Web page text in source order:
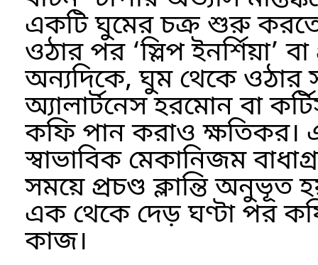
একটি ঘুমের চক্র শুরু করতে
ওঠার পর ‘স্লিপ ইনর্শিয়া’
অন্যদিকে, ঘুম থেকে ওঠার
অ্যালার্টনেস হরমোন বা
কফি পান করাও ক্ষতিকর।
স্বাভাবিক মেকানিজম
সময়ে প্রচণ্ড ক্লান্তি
এক থেকে দেড় ঘণ্টা পর
কাজ।